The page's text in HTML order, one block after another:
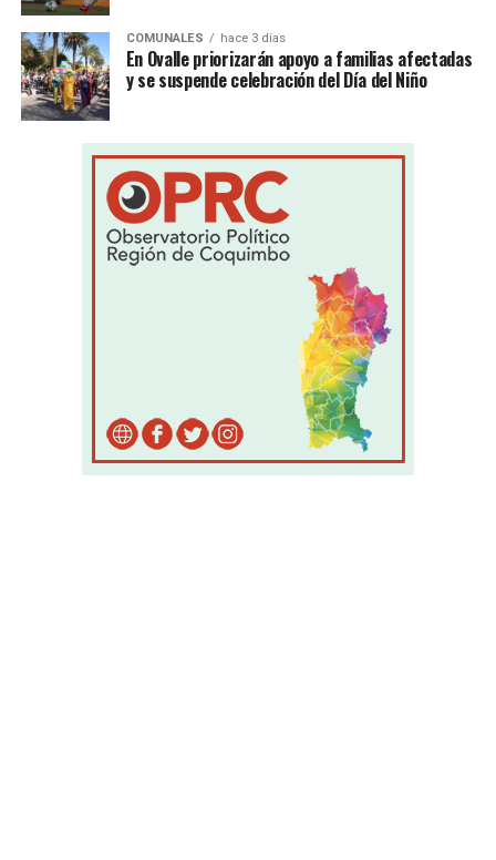
COMUNALES hace 3 días
En Ovalle priorizarán apoyo a familias afectadas
y se suspende celebración del Día del Niño